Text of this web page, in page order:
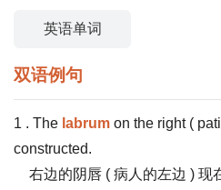
英语单词
双语例句
1 . The labrum on the right (
constructed.
右边的阴唇 ( 病人的左边 ) 现